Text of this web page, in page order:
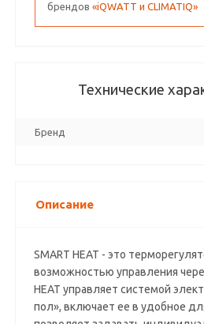
брендов«iQWATT и CLIMATIQ»
Технические
Бренд
Описание
SMART HEAT - это
возможностью управления
HEAT управляет системой
пол», включает ее в удобное